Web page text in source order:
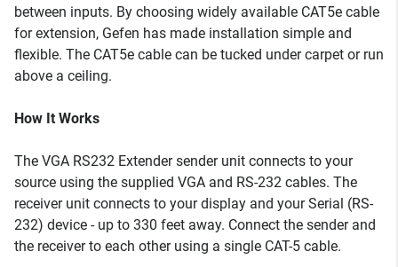
between inputs. By choosing widely available CAT5e cable
for extension, Gefen has made installation simple and
flexible. The CAT5e cable can be tucked under carpet or run
above a ceiling.
How It Works
The VGA RS232 Extender sender unit connects to your
source using the supplied VGA and RS-232 cables. The
receiver unit connects to your display and your Serial (RS-
232) device - up to 330 feet away. Connect the sender and
the receiver to each other using a single CAT-5 cable.